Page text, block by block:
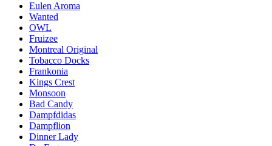
Eulen Aroma
Wanted
OWL
Fruizee
Montreal Original
Tobacco Docks
Frankonia
Kings Crest
Monsoon
Bad Candy
Dampfdidas
Dampflion
Dinner Lady